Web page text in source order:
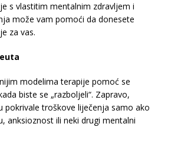
s vlastitim mentalnim zdravljem i
može vam pomoći da donesete
za vas.
modelima terapije pomoć se
biste se „razboljeli“. Zapravo,
pokrivale troškove liječenja samo ako
anksioznost ili neki drugi mentalni